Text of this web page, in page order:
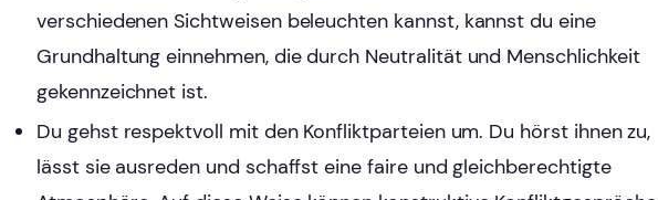
verschiedenen Sichtweisen beleuchten kannst, kannst du eine
Grundhaltung einnehmen, die durch Neutralität und Menschlichkeit
gekennzeichnet ist.
Du gehst respektvoll mit den Konfliktparteien um. Du hörst ihnen zu,
lässt sie ausreden und schaffst eine faire und gleichberechtigte